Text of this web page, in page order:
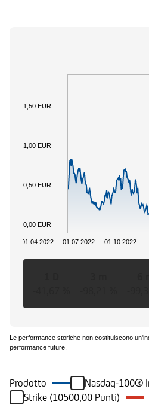
01.07.2022 01.10.2022
01.04.2022
0,00 EUR
0,50 EUR
1,00 EUR
1,50 EUR
Le performance storiche non costituiscono
performance future.
Prodotto
Nasdaq-100®
Strike (10500,00 Punti)